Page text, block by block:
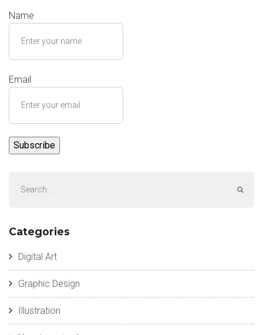
Name
Email
Categories
Digital Art
Graphic Design
Illustration